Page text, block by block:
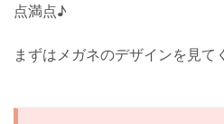
点満点♪
まずはメガネのデザインを見て